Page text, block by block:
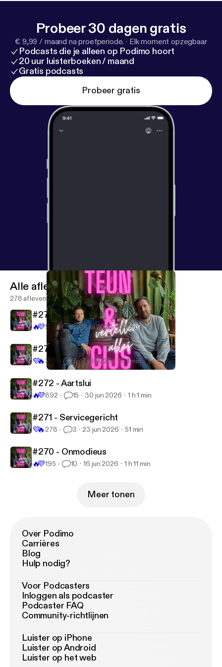
odcasthostread&utm_campaign=teungijs&utm_co
stagram.com/teun.gijs/channel/] 🧢
petje.af/teunengijsvertellenalles [https://petje.af/te
unengijsvertellenalles] ---------------------------------
------- Hosted on Acast. See acast.com/privacy [
ps://acast.com/privacy] for more information.
Probeer 30 dagen gratis
€ 9,99 / maand na proefperiode. · Elk moment opzegbaar
Podcasts die je alleen op Podimo hoort
20 uur luisterboeken / maand
Gratis podcasts
Probeer gratis
Teun en Gijs vertellen alles
Alle afleveringen
278 afleveringen
#274 - Gekalmeerd
🔥💜971 9 14 jul 2026 54 min
#273 - Impromptu
💜🔥 345 7 7 jul 2026 1 h 1 min
#272 - Aartslui
🔥💜892 15 30 jun 2026 1 h 1 min
#271 - Servicegericht
💜🔥 278 3 23 jun 2026 51 min
#270 - Onmodieus
🔥💜195 10 16 jun 2026 1 h 11 min
Meer tonen
Over Podimo
Carrières
Blog
Hulp nodig?
Voor Podcasters
Inloggen als podcaster
Podcaster FAQ
Community-richtlijnen
Luister op iPhone
Luister op Android
Luister op het web